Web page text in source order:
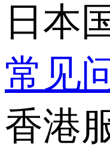
日本
常见
香港